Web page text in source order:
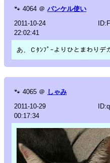
🐾 4064 ＠ バンケル使い
2011-10-24
22:02:41
あ、Ｃﾀﾝﾌﾟｰよりひとまわりデ
🐾 4065 ＠ しゃみ
2011-10-29
00:17:34